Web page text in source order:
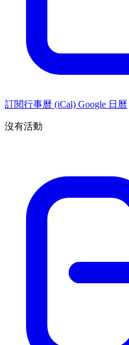
訂閱行事曆 (iCal) Google 日曆
沒有活動